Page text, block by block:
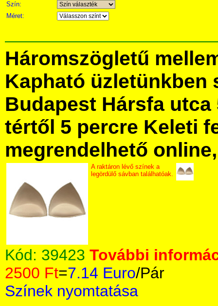
Szín:
Méret:
Háromszögletű
Kapható üzletünkben
Budapest Hársfa utca
tértől 5 percre Keleti
megrendelhető
A raktáron lévő színek a
legördülő sávban találhatóak.
Kód: 39423 További
2500 Ft=7.14 Euro/Pár
Színek nyomtatása